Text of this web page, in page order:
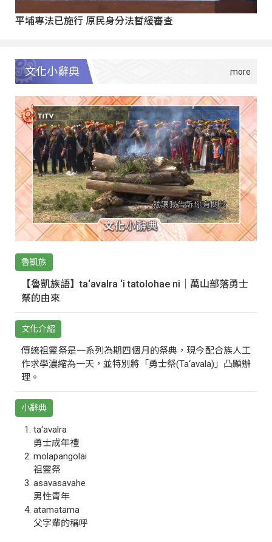
平埔專法已施行 原民身分法暫緩審查
文化小辭典
魯凱族
【魯凱族語】ta‘avalra ‘i tatolohae ni｜萬山部落勇士
祭的由來
文化介紹
傳統祖靈祭是一系列為期四個月的祭典，現今配合族人工
作求學濃縮為一天，並特別將「勇士祭(Ta‘avala)」凸顯辦
理。
小辭典
ta‘avalra
勇士成年禮
molapangolai
祖靈祭
asavasavahe
男性青年
atamatama
父字輩的稱呼